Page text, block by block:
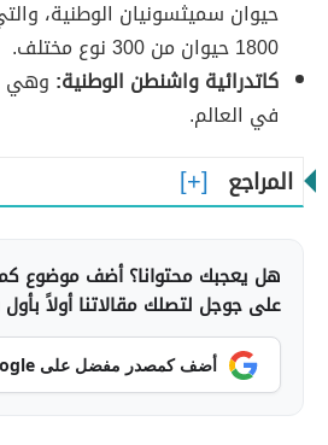
حيوان سميثسونيان الوطنية،
1800 حيوان من 300 نوع مختلف.
كاتدرائية واشنطن الوطنية: وهي
في العالم.
المراجع
هل يعجبك محتوانا؟ أضف موضوع
على جوجل لتصلك مقالاتنا أولاً
أضف كمصدر مفضل على Google